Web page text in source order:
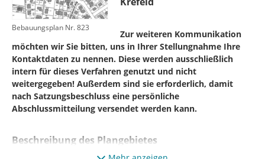
Bebauungsplan Nr. 823
Zur weiteren Kommunikation
möchten wir Sie bitten, uns in Ihrer Stellungnahme Ihre
Kontaktdaten zu nennen. Diese werden ausschließlich
intern für dieses Verfahren genutzt und nicht
weitergegeben! Außerdem sind sie erforderlich, damit
nach Satzungsbeschluss eine persönliche
Abschlussmitteilung versendet werden kann.
Beschreibung des Plangebietes